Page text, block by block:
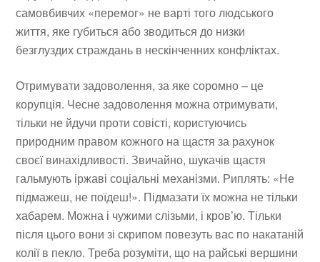
самовбивчих «перемог» не варті того людського
життя, яке губиться або зводиться до низки
безглуздих страждань в нескінченних конфліктах.
Отримувати задоволення, за яке соромно – це
корупція. Чесне задоволення можна отримувати,
тільки не йдучи проти совісті, користуючись
природним правом кожного на щастя за рахунок
своєї винахідливості. Звичайно, шукачів щастя
гальмують іржаві соціальні механізми. Риплять: «Не
підмажеш, не поїдеш!». Підмазати їх можна не тільки
хабарем. Можна і чужими слізьми, і кров’ю. Тільки
після цього вони зі скрипом повезуть вас по накатаній
колії в пекло. Треба розуміти, що на райські вершини